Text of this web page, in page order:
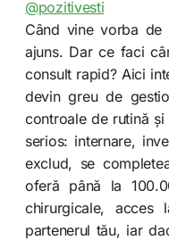
@pozitivesti
Când vine vorba de
ajuns. Dar ce faci
consult rapid? Aici
devin greu de
controale de rutină și
serios: internare,
exclud, se
oferă până la
chirurgicale,
partenerul tău, iar